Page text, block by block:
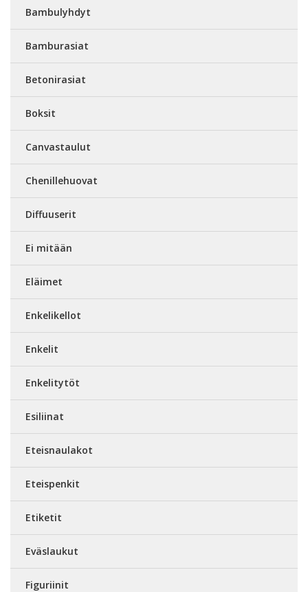
Bambulyhdyt
Bamburasiat
Betonirasiat
Boksit
Canvastaulut
Chenillehuovat
Diffuuserit
Ei mitään
Eläimet
Enkelikellot
Enkelit
Enkelitytöt
Esiliinat
Eteisnaulakot
Eteispenkit
Etiketit
Eväslaukut
Figuriinit